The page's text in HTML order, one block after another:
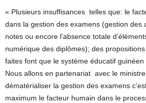
« Plusieurs insuffisances telles que: le
dans la gestion des examens (gestion des
notes ou encore l’absence totale
numérique des diplômes); des
faites font que le système éducatif guinéen
Nous allons en partenariat avec le
dématérialiser la gestion des examens
maximum le facteur humain dans le